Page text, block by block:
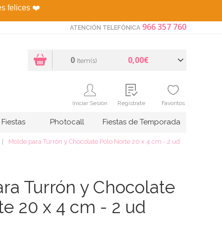
felices ❤️
ATENCIÓN TELEFÓNICA 966 357 760
0 Item(s) 0,00€
Iniciar Sesión Regístrate Favoritos
Photocall Fiestas de Temporada
Molde para Turrón y Chocolate Polo Norte 20 x 4 cm - 2 ud
Turrón y Chocolate
20 x 4 cm - 2 ud